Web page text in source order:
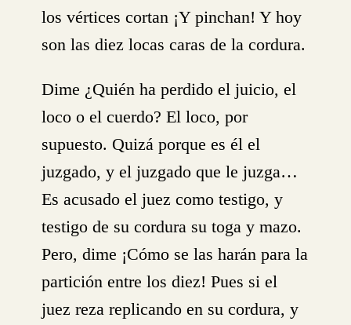
los vértices cortan ¡Y pinchan! Y hoy
son las diez locas caras de la cordura.
Dime ¿Quién ha perdido el juicio, el
loco o el cuerdo? El loco, por
supuesto. Quizá porque es él el
juzgado, y el juzgado que le juzga…
Es acusado el juez como testigo, y
testigo de su cordura su toga y mazo.
Pero, dime ¡Cómo se las harán para la
partición entre los diez! Pues si el
juez reza replicando en su cordura, y